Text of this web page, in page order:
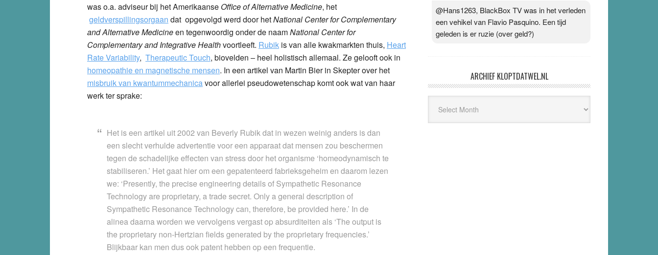
was o.a. adviseur bij het Amerikaanse Office of Alternative Medicine, het
geldverspillingsorgaan dat opgevolgd werd door hetNational Center for Complementary
and Alternative Medicineen tegenwoordig onder de naamNational Center for
Complementary and Integrative Healthvoortleeft. Rubik is van alle kwakmarkten thuis, Heart
Rate Variability, Therapeutic Touch, biovelden – heel holistisch allemaal. Ze gelooft ook in
homeopathie en magnetische mensen. In een artikel van Martin Bier in Skepter over het
misbruik van kwantummechanicavoor allerlei pseudowetenschap komt ook wat van haar
werk ter sprake:
Het is een artikel uit 2002 van Beverly Rubik dat in wezen weinig anders is dan
een slecht verhulde advertentie voor een apparaat dat mensen zou beschermen
tegen de schadelijke effecten van stress door het organisme ‘homeodynamisch te
stabiliseren.’ Het gaat hier om een gepatenteerd fabrieksgeheim en daarom lezen
we: ‘Presently, the precise engineering details of Sympathetic Resonance
Technology are proprietary, a trade secret. Only a general description of
Sympathetic Resonance Technology can, therefore, be provided here.’ In de
alinea daarna worden we vervolgens vergast op absurditeiten als ‘The output is
the proprietary non-Hertzian fields generated by the proprietary frequencies.’
Blijkbaar kan men dus ook patent hebben op een frequentie.
@Hans1263, BlackBox TV was in het verleden
een vehikel van Flavio Pasquino. Een tijd
geleden is er ruzie (over geld?)
ARCHIEF KLOPTDATWEL.NL
Kloptdatwel.nl